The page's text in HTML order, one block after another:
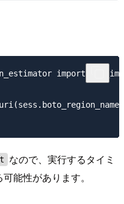
import
なので、実行するタイミ
能性があります。